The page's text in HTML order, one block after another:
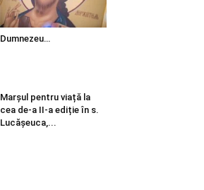
Dumnezeu…
Marșul pentru viață la
cea de-a II-a ediție în s.
Lucășeuca,...